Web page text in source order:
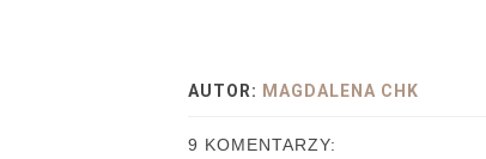
AUTOR: MAGDALENA CHK
9 KOMENTARZY: